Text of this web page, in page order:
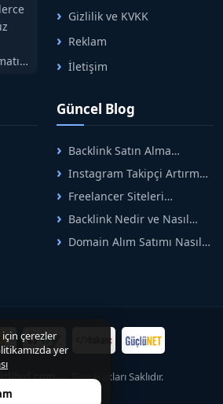
Gizlilik ve KVKK
Reklam
İletişim
Güncel Blog
Backlink Satın Alma
Rehberi: Güvenli SEO İçin
Doğru Adımlar
Instagram Takipçi Artırma
Yöntemleri: Organik Büyüme
Rehberi
Freelancer Siteleri
Arasında Doğru Seçim Nasıl
Yapılır
Backlink Nedir ve Nasıl
Alınır? Etkili Yöntemler
Domain Alım Satımı Nasıl
— Tüm Hakları Saklıdır.
çerezler
yer